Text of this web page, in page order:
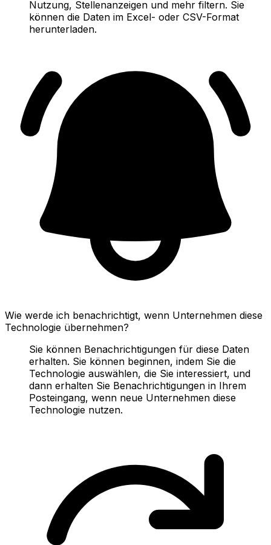
Nutzung, Stellenanzeigen und mehr filtern. Sie
können die Daten im Excel- oder CSV-Format
herunterladen.
Wie werde ich benachrichtigt, wenn Unternehmen diese
Technologie übernehmen?
Sie können Benachrichtigungen für diese Daten
erhalten. Sie können beginnen, indem Sie die
Technologie auswählen, die Sie interessiert, und
dann erhalten Sie Benachrichtigungen in Ihrem
Posteingang, wenn neue Unternehmen diese
Technologie nutzen.